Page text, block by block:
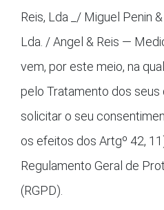
Reis, Lda _/ Miguel Penin
Lda. / Angel & Reis —
vem, por este meio, na
pelo Tratamento dos seus
solicitar o seu
os efeitos dos Artgº 42,
Regulamento Geral de
(RGPD).